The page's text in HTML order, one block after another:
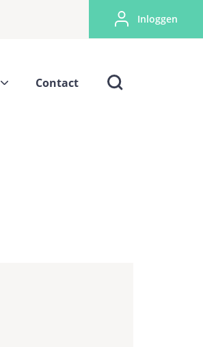
Inloggen
Contact